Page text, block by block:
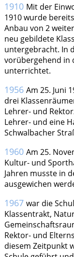
1910 Mit der
1910 wurde
Anbau von 2
neu ge­bildete
untergebracht. In
vorübergehend in
unterrichtet.
1956 Am 25. Juni
drei
Lehrer- und
Lehrer- und eine
Schwalbacher
1960 Am 25.
Kultur- und
Jahren musste in
ausgewichen
1967 war die
Klassentrakt,
Rektor- und
diesem Zeitpunkt